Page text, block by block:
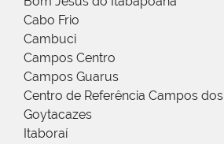
Cabo Frio
Cambuci
Campos Centro
Campos Guarus
Centro de Referência Campos dos
Goytacazes
Itaboraí